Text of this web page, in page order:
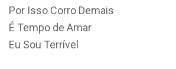
Por Isso Corro Demais
É Tempo de Amar
Eu Sou Terrível